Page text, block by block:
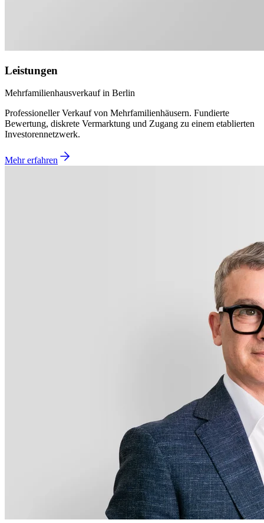
Leistungen
Mehrfamilienhausverkauf in Berlin
Professioneller Verkauf von Mehrfamilienhäusern. Fundierte
Bewertung, diskrete Vermarktung und Zugang zu einem etablierten
Investorennetzwerk.
Mehr erfahren